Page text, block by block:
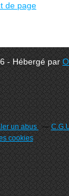
de page
- Hébergé par
un abus
cookies